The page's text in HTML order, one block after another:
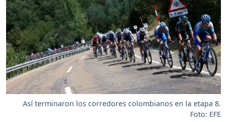
Así terminaron los corredores colombianos en la etapa 8.
Foto: EFE